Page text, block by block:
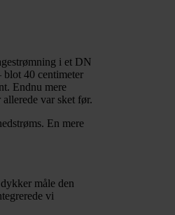
i et DN
blot 40 centimeter
Endnu mere
var sket før.
En mere
måle den
vi